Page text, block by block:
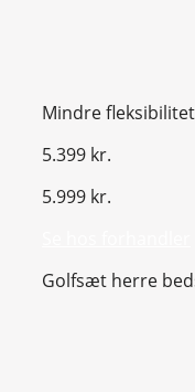
Mindre
5.399 kr.
5.999 kr.
Golfsæt herre